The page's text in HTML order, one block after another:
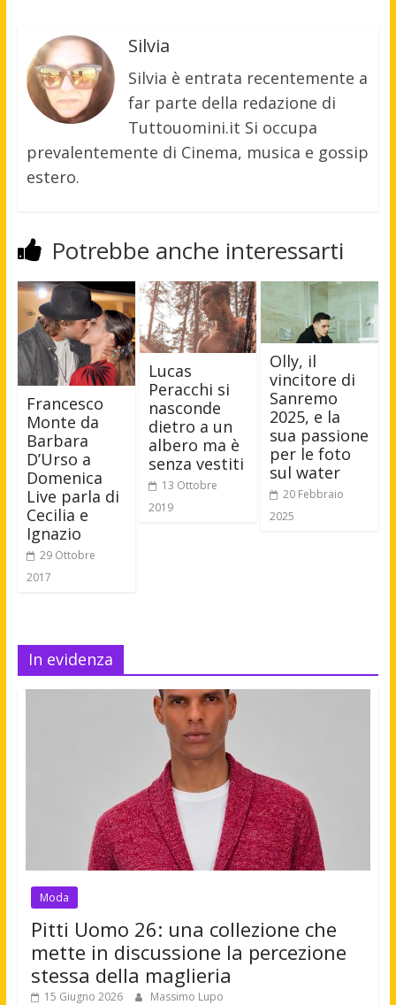
Silvia
Silvia è entrata recentemente a
far parte della redazione di
Tuttouomini.it Si occupa
prevalentemente di Cinema, musica e gossip
estero.
Potrebbe anche interessarti
Francesco
Monte da
Barbara
D’Urso a
Domenica
Live parla di
Cecilia e
Ignazio
29 Ottobre
2017
Lucas
Peracchi si
nasconde
dietro a un
albero ma è
senza vestiti
13 Ottobre
2019
Olly, il
vincitore di
Sanremo
2025, e la
sua passione
per le foto
sul water
20 Febbraio
2025
In evidenza
Moda
Pitti Uomo 26: una collezione che
mette in discussione la percezione
stessa della maglieria
15 Giugno 2026 Massimo Lupo